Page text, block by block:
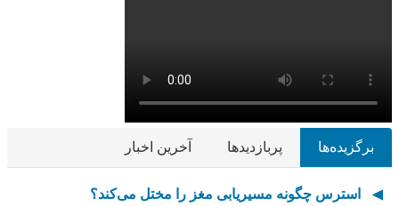
برگزیده‌ها پربازدیدها آخرین اخبار
استرس چگونه مسیریابی مغز را مختل می‌کند؟